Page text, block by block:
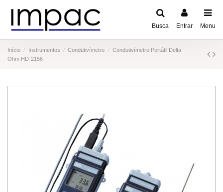
Busca Entrar Menu
Início Instrumentos Condutivímetro
Condutivímetro Portátil Delta
Ohm HD-2156